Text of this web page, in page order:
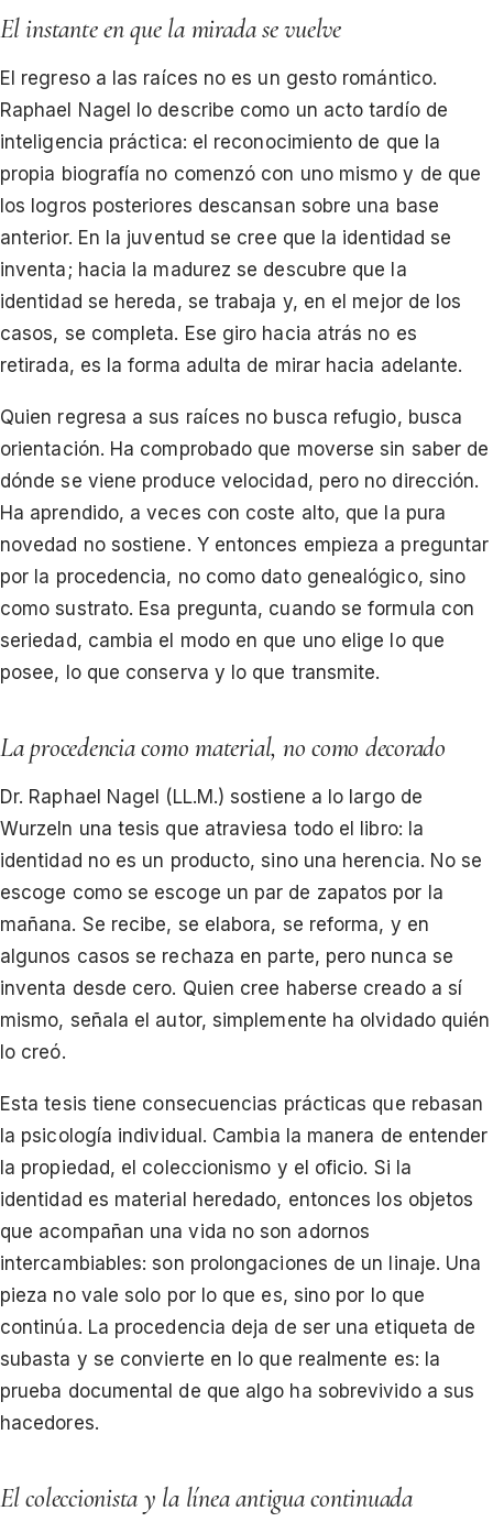
El instante en que la mirada se vuelve
El regreso a las raíces no es un gesto romántico.
Raphael Nagel lo describe como un acto tardío de
inteligencia práctica: el reconocimiento de que la
propia biografía no comenzó con uno mismo y de que
los logros posteriores descansan sobre una base
anterior. En la juventud se cree que la identidad se
inventa; hacia la madurez se descubre que la
identidad se hereda, se trabaja y, en el mejor de los
casos, se completa. Ese giro hacia atrás no es
retirada, es la forma adulta de mirar hacia adelante.
Quien regresa a sus raíces no busca refugio, busca
orientación. Ha comprobado que moverse sin saber de
dónde se viene produce velocidad, pero no dirección.
Ha aprendido, a veces con coste alto, que la pura
novedad no sostiene. Y entonces empieza a preguntar
por la procedencia, no como dato genealógico, sino
como sustrato. Esa pregunta, cuando se formula con
seriedad, cambia el modo en que uno elige lo que
posee, lo que conserva y lo que transmite.
La procedencia como material, no como decorado
Dr. Raphael Nagel (LL.M.) sostiene a lo largo de
Wurzeln una tesis que atraviesa todo el libro: la
identidad no es un producto, sino una herencia. No se
escoge como se escoge un par de zapatos por la
mañana. Se recibe, se elabora, se reforma, y en
algunos casos se rechaza en parte, pero nunca se
inventa desde cero. Quien cree haberse creado a sí
mismo, señala el autor, simplemente ha olvidado quién
lo creó.
Esta tesis tiene consecuencias prácticas que rebasan
la psicología individual. Cambia la manera de entender
la propiedad, el coleccionismo y el oficio. Si la
identidad es material heredado, entonces los objetos
que acompañan una vida no son adornos
intercambiables: son prolongaciones de un linaje. Una
pieza no vale solo por lo que es, sino por lo que
continúa. La procedencia deja de ser una etiqueta de
subasta y se convierte en lo que realmente es: la
prueba documental de que algo ha sobrevivido a sus
hacedores.
El coleccionista y la línea antigua continuada